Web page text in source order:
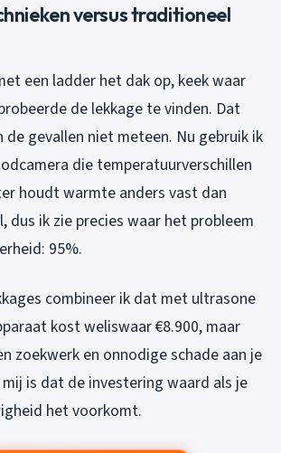
versus traditioneel
een ladder het dak op, keek waar
de lekkage te vinden. Dat
de gevallen niet meteen. Nu gebruik ik
die temperatuurverschillen
houdt warmte anders vast dan
dus ik zie precies waar het probleem
95%.
combineer ik dat met ultrasone
kost weliswaar €8.900, maar
zoekwerk en onnodige schade aan je
is dat de investering waard als je
het voorkomt.